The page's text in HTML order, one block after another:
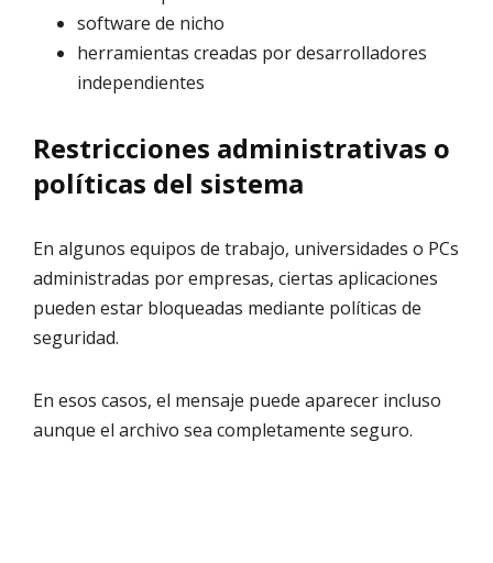
software de nicho
herramientas creadas por desarrolladores
independientes
Restricciones administrativas o
políticas del sistema
En algunos equipos de trabajo, universidades o PCs
administradas por empresas, ciertas aplicaciones
pueden estar bloqueadas mediante políticas de
seguridad.
En esos casos, el mensaje puede aparecer incluso
aunque el archivo sea completamente seguro.